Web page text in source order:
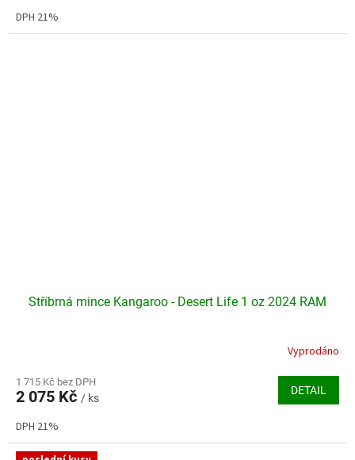
DPH 21%
Stříbrná mince Kangaroo - Desert Life 1 oz 2024 RAM
Vyprodáno
1 715 Kč bez DPH
2 075 Kč / ks
DETAIL
DPH 21%